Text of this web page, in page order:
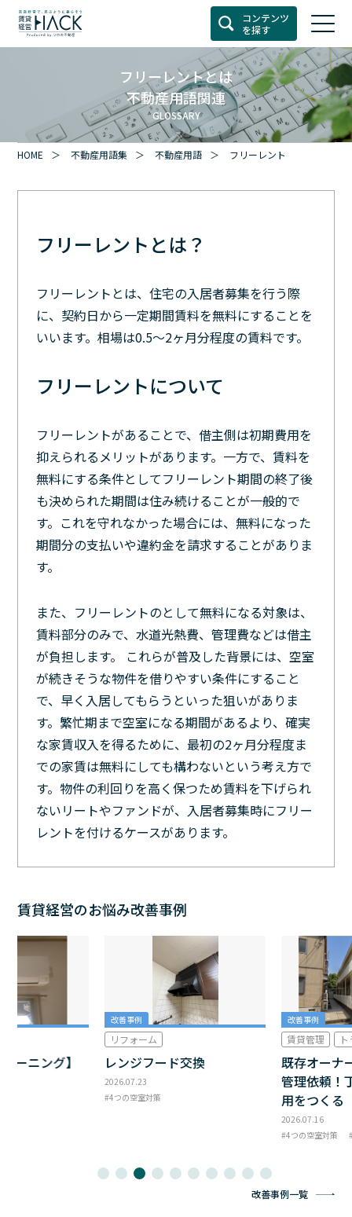
コンテンツ
を探す
フリーレントとは
不動産用語関連
GLOSSARY
HOME 不動産用語集 不動産用語 フリーレント
フリーレントとは？
フリーレントとは、住宅の入居者募集を行う際
に、契約日から一定期間賃料を無料にすることを
いいます。相場は0.5～2ヶ月分程度の賃料です。
フリーレントについて
フリーレントがあることで、借主側は初期費用を
抑えられるメリットがあります。一方で、賃料を
無料にする条件としてフリーレント期間の終了後
も決められた期間は住み続けることが一般的で
す。これを守れなかった場合には、無料になった
期間分の支払いや違約金を請求することがありま
す。
また、フリーレントのとして無料になる対象は、
賃料部分のみで、水道光熱費、管理費などは借主
が負担します。 これらが普及した背景には、空室
が続きそうな物件を借りやすい条件にすること
で、早く入居してもらうといった狙いがありま
す。繁忙期まで空室になる期間があるより、確実
な家賃収入を得るために、最初の2ヶ月分程度ま
での家賃は無料にしても構わないという考え方で
す。物件の利回りを高く保つため賃料を下げられ
ないリートやファンドが、入居者募集時にフリー
レントを付けるケースがあります。
賃貸経営のお悩み改善事例
ーニング】
改善事例
リフォーム
レンジフード交換
2026.07.23
4つの空室対策
改善事例
賃貸管理
既存オーナ
管理依頼！
用をつくる
2026.07.16
4つの空室対策
改善事例一覧